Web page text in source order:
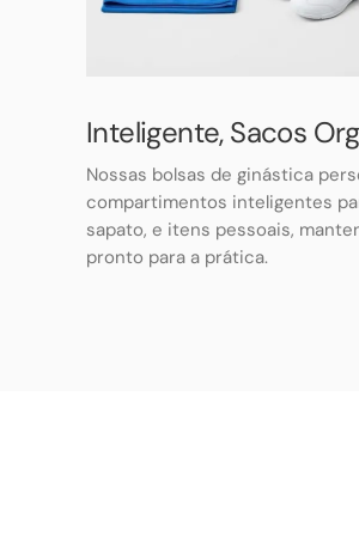
Inteligente, Sacos
Nossas bolsas de ginástica
compartimentos inteligentes
sapato, e itens pessoais,
pronto para a prática.